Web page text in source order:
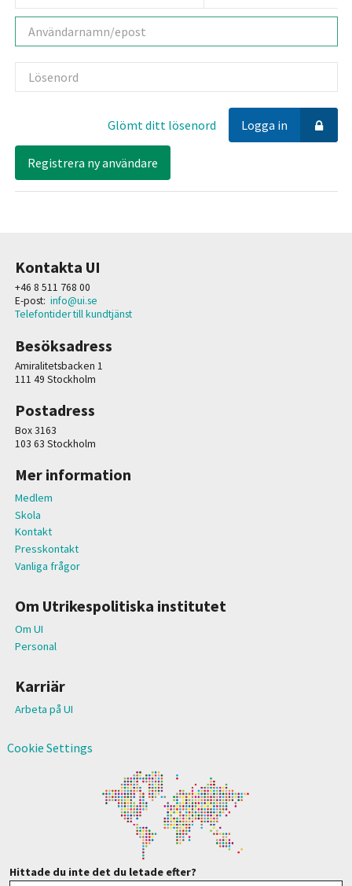
Användarnamn
Lösenord
Logga in
Glömt ditt lösenord
Registrera ny användare
Kontakta UI
+46 8 511 768 00
E-post: info@ui.se
Telefontider till kundtjänst
Besöksadress
Amiralitetsbacken 1
111 49 Stockholm
Postadress
Box 3163
103 63 Stockholm
Mer information
Medlem
Skola
Kontakt
Presskontakt
Vanliga frågor
Om Utrikespolitiska institutet
Om UI
Personal
Karriär
Arbeta på UI
Cookie Settings
Hittade du inte det du letade efter?